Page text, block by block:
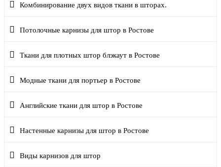
Комбинирование двух видов ткани в шторах.
Потолочные карнизы для штор в Ростове
Ткани для плотных штор блэкаут в Ростове
Модные ткани для портьер в Ростове
Английские ткани для штор в Ростове
Настенные карнизы для штор в Ростове
Виды карнизов для штор